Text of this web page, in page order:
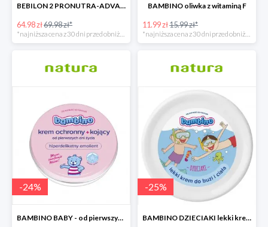
BEBILON 2 PRONUTRA-ADVANCE mleko następne po 6. miesiącu 1100 G
64.98 zł69.98 zł*
BAMBINO oliwka z witaminą F
11.99 zł15.99 zł*
-24%
BAMBINO BABY - od pierwszych dni życia
-25%
BAMBINO DZIECIAKI lekki krem do buzi i ciała